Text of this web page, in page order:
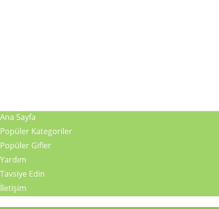
Ana Sayfa
Popüler Kategoriler
Popüler Gifler
Yardım
Tavsiye Edin
İletişim